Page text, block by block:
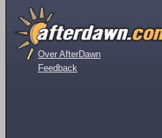
Over AfterDawn
Feedback